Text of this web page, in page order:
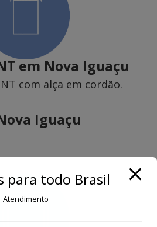
em Nova Iguaçu
com alça em cordão.
Iguaçu
para todo Brasil
Atendimento